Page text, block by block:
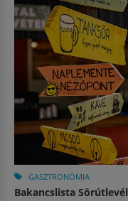
GASZTRONÓMIA
Bakancslista Sörútlevél